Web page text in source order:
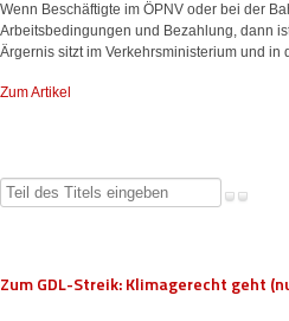
Wenn Beschäftigte im ÖPNV oder bei der
Arbeitsbedingungen und Bezahlung, dann
Ärgernis sitzt im Verkehrsministerium und in
Zum Artikel
Teil
eingeben
Zum GDL-Streik: Klimagerecht geht